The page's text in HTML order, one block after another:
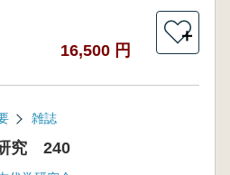
16,500 円
＋
雑誌
究 240